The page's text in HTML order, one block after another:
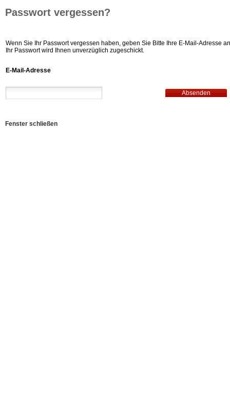
Passwort vergessen?
Wenn Sie Ihr Passwort vergessen haben, geben Sie Bitte Ihre E-Mail-Adresse
Ihr Passwort wird Ihnen unverzüglich zugeschickt.
E-Mail-Adresse
Fenster schließen